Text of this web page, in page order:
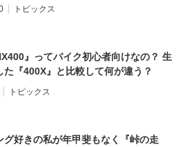
トピックス
』ってバイク初心者向けなの？ 生
た『400X』と比較して何が違う？
トピックス
グ好きの私が年甲斐もなく『峠の走